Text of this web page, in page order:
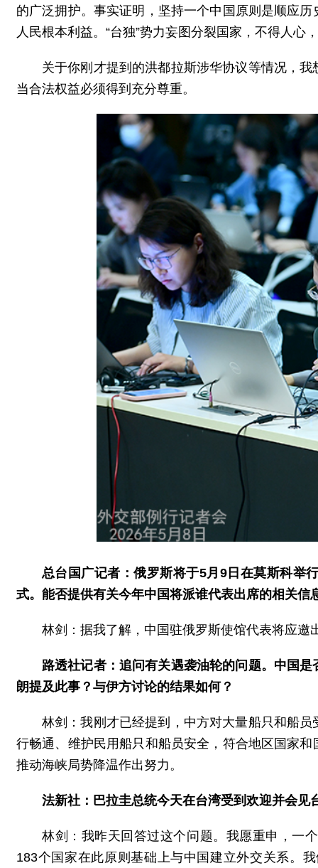
的广泛拥护。事实证明，坚持一个中国原则是顺应
人民根本利益。“台独”势力妄图分裂国家，不得人心
关于你刚才提到的洪都拉斯涉华协议等情况，
当合法权益必须得到充分尊重。
总台国广记者：俄罗斯将于5月9日在莫斯科举
式。能否提供有关今年中国将派谁代表出席的相关信
林剑：据我了解，中国驻俄罗斯使馆代表将应邀
路透社记者：追问有关遇袭油轮的问题。中国
朗提及此事？与伊方讨论的结果如何？
林剑：我刚才已经提到，中方对大量船只和船
行畅通、维护民用船只和船员安全，符合地区国家
推动海峡局势降温作出努力。
法新社：巴拉圭总统今天在台湾受到欢迎并会见
林剑：我昨天回答过这个问题。我愿重申，一
183个国家在此原则基础上与中国建立外交关系。